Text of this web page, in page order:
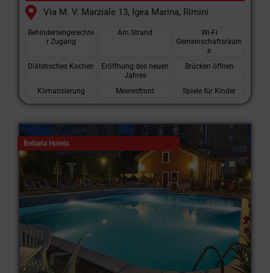
Via M. V. Marziale 13, Igea Marina, Rimini
Behindertengerechte
r Zugang
Am Strand
Wi-Fi
Gemeinschaftsräum
e
Diätetisches Kochen
Eröffnung des neuen
Jahres
Brücken öffnen
Klimatisierung Meeresfront Spiele für Kinder
Bellaria Hotels